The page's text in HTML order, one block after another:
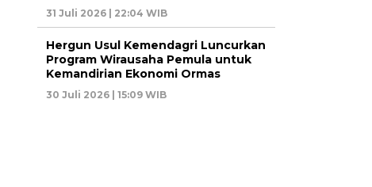
31 Juli 2026 | 22:04 WIB
Hergun Usul Kemendagri Luncurkan
Program Wirausaha Pemula untuk
Kemandirian Ekonomi Ormas
30 Juli 2026 | 15:09 WIB